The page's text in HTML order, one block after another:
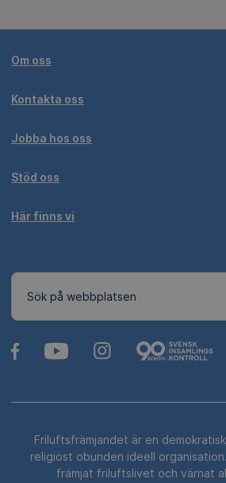
Om oss
Kontakta oss
Jobba hos oss
Stöd oss
Här finns vi
Sök på webbplatsen
Friluftsfrämjandet är en
religiöst obunden ideell
främjat friluftslivet och värnat